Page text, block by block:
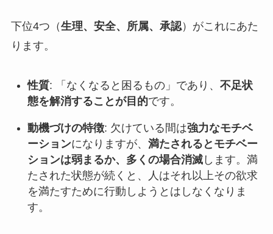
下位4つ（生理、安全、所属、承認）がこれにあた
ります。
性質: 「なくなると困るもの」であり、 不足状
態を解消することが目的です。
動機づけの特徴: 欠けている間は強力なモチベ
ーションになりますが、 満たされるとモチベー
ションは弱まるか、多くの場合消滅します。満
たされた状態が続くと、人はそれ以上その欲求
を満たすために行動しようとはしなくなりま
す。